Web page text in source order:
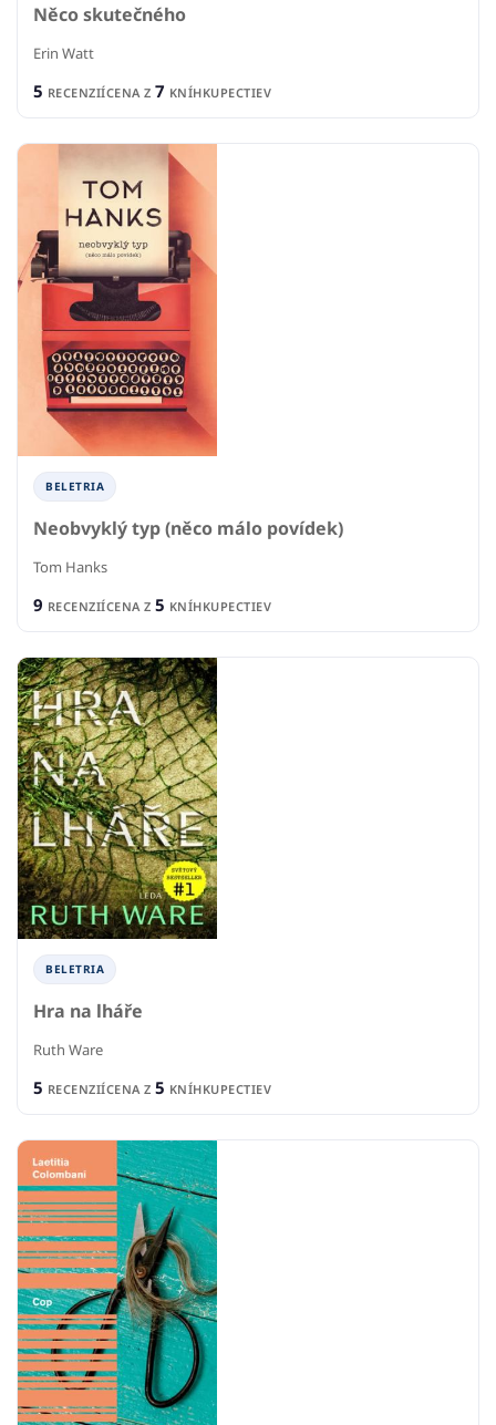
Něco skutečného
Erin Watt
5 RECENZIÍCENA Z 7 KNÍHKUPECTIEV
BELETRIA
Neobvyklý typ (něco málo povídek)
Tom Hanks
9 RECENZIÍCENA Z 5 KNÍHKUPECTIEV
BELETRIA
Hra na lháře
Ruth Ware
5 RECENZIÍCENA Z 5 KNÍHKUPECTIEV